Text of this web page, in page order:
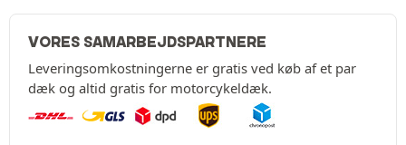
VORES SAMARBEJDSPARTNERE
Leveringsomkostningerne er gratis ved køb af et par
dæk og altid gratis for motorcykeldæk.